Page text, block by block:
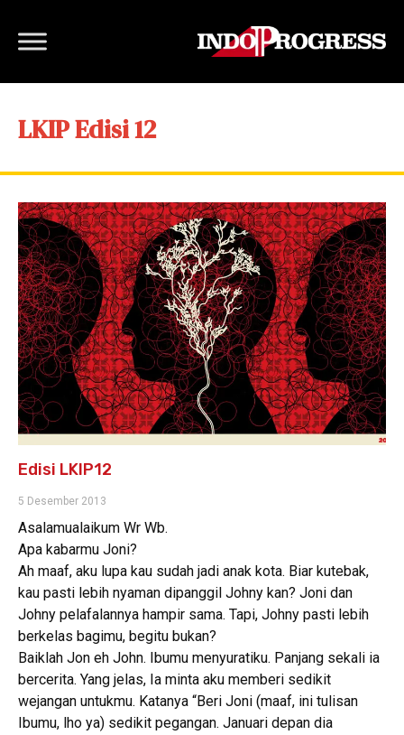
LKIP Edisi 12
Edisi LKIP12
5 Desember 2013
Asalamualaikum Wr Wb.
Apa kabarmu Joni?
Ah maaf, aku lupa kau sudah jadi anak kota. Biar kutebak,
kau pasti lebih nyaman dipanggil Johny kan? Joni dan
Johny pelafalannya hampir sama. Tapi, Johny pasti lebih
berkelas bagimu, begitu bukan?
Baiklah Jon eh John. Ibumu menyuratiku. Panjang sekali ia
bercerita. Yang jelas, Ia minta aku memberi sedikit
wejangan untukmu. Katanya “Beri Joni (maaf, ini tulisan
Ibumu, lho ya) sedikit pegangan. Januari depan dia